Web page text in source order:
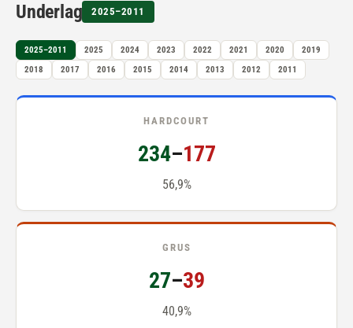
Underlag 2025–2011
2025–2011 2025 2024 2023 2022 2021 2020
2019
2018
2017 2016 2015 2014 2013 2012 2011
HARDCOURT
234–177
56,9%
GRUS
27–39
40,9%